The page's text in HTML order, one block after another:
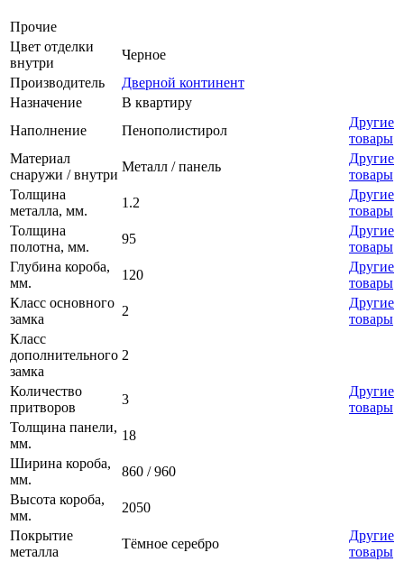
Прочие
Цвет отделки
внутри
Черное
Производитель
Дверной континент
Назначение
В квартиру
Наполнение
Пенополистирол
Другие
товары
Материал
снаружи / внутри
Металл / панель
Другие
товары
Толщина
металла, мм.
1.2
Другие
товары
Толщина
полотна, мм.
95
Другие
товары
Глубина короба,
мм.
120
Другие
товары
Класс основного
замка
2
Другие
товары
Класс
дополнительного
замка
2
Количество
притворов
3
Другие
товары
Толщина панели,
мм.
18
Ширина короба,
мм.
860 / 960
Высота короба,
мм.
2050
Покрытие
металла
Тёмное серебро
Другие
товары